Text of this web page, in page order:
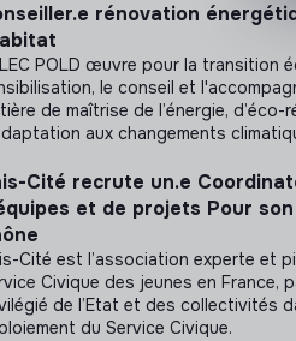
rénovation
POLD œuvre pour la transition
le conseil et
de maîtrise de l’énergie,
aux changements
Cité recrute un.e
et de projets Pour
Cité est l’association experte et
Civique des jeunes en France,
de l’Etat et des collectivités
du Service Civique.